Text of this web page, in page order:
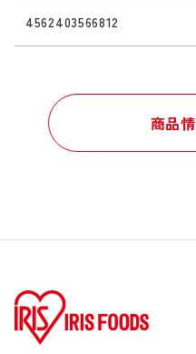
4562403566812
商品